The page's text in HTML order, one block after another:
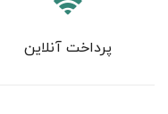
پرداخت آنلاین